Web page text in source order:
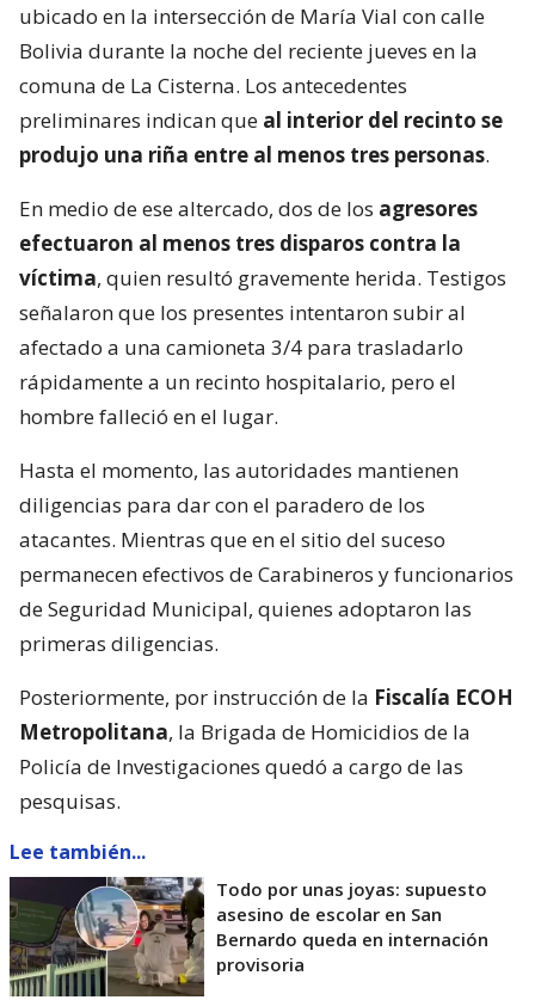
ubicado en la intersección de María Vial con calle
Bolivia durante la noche del reciente jueves en la
comuna de La Cisterna. Los antecedentes
preliminares indican que al interior del recinto se
produjo una riña entre al menos tres personas.
En medio de ese altercado, dos de los agresores
efectuaron al menos tres disparos contra la
víctima, quien resultó gravemente herida. Testigos
señalaron que los presentes intentaron subir al
afectado a una camioneta 3/4 para trasladarlo
rápidamente a un recinto hospitalario, pero el
hombre falleció en el lugar.
Hasta el momento, las autoridades mantienen
diligencias para dar con el paradero de los
atacantes. Mientras que en el sitio del suceso
permanecen efectivos de Carabineros y funcionarios
de Seguridad Municipal, quienes adoptaron las
primeras diligencias.
Posteriormente, por instrucción de la Fiscalía ECOH
Metropolitana, la Brigada de Homicidios de la
Policía de Investigaciones quedó a cargo de las
pesquisas.
Lee también...
Todo por unas joyas: supuesto
asesino de escolar en San
Bernardo queda en internación
provisoria